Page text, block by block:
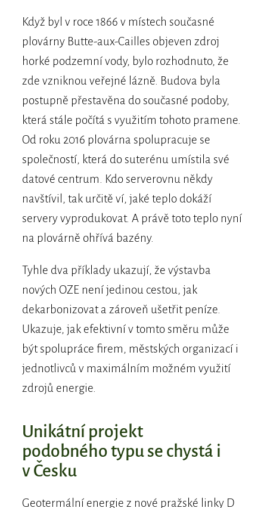
Když byl v roce 1866 v místech současné
plovárny Butte-aux-Cailles objeven zdroj
horké podzemní vody, bylo rozhodnuto, že
zde vzniknou veřejné lázně. Budova byla
postupně přestavěna do současné podoby,
která stále počítá s využitím tohoto pramene.
Od roku 2016 plovárna spolupracuje se
společností, která do suterénu umístila své
datové centrum. Kdo serverovnu někdy
navštívil, tak určitě ví, jaké teplo dokáží
servery vyprodukovat. A právě toto teplo nyní
na plovárně ohřívá bazény.
Tyhle dva příklady ukazují, že výstavba
nových OZE není jedinou cestou, jak
dekarbonizovat a zároveň ušetřit peníze.
Ukazuje, jak efektivní v tomto směru může
být spolupráce firem, městských organizací i
jednotlivců v maximálním možném využití
zdrojů energie.
Unikátní projekt
podobného typu se chystá i
v Česku
Geotermální energie z nové pražské linky D